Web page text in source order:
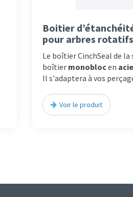
Boitier
pour arbres
Le boîtier CinchSeal de la
boîtier monoblocen
Il s'adaptera à vos
Voir le produit